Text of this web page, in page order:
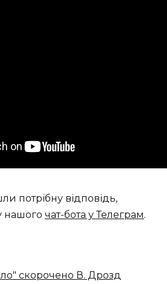
потрібну відповідь,
нашого чат-бота у Телеграм.
скорочено В. Дрозд